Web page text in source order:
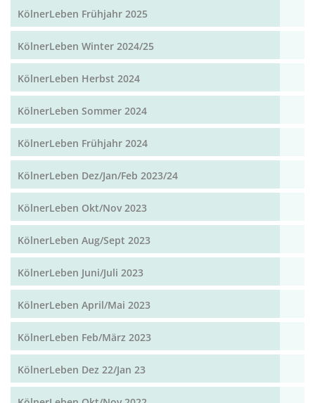
KölnerLeben Frühjahr 2025
KölnerLeben Winter 2024/25
KölnerLeben Herbst 2024
KölnerLeben Sommer 2024
KölnerLeben Frühjahr 2024
KölnerLeben Dez/Jan/Feb 2023/24
KölnerLeben Okt/Nov 2023
KölnerLeben Aug/Sept 2023
KölnerLeben Juni/Juli 2023
KölnerLeben April/Mai 2023
KölnerLeben Feb/März 2023
KölnerLeben Dez 22/Jan 23